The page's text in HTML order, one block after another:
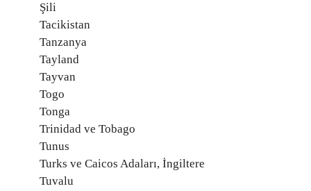
Şili
Tacikistan
Tanzanya
Tayland
Tayvan
Togo
Tonga
Trinidad ve Tobago
Tunus
Turks ve Caicos Adaları, İngiltere
Tuvalu